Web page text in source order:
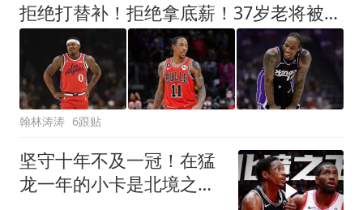
拒绝打替补！拒绝拿底薪！37岁老将被高估，离开洛瑞后成高薪低能
翰林涛涛 6跟贴
坚守十年不及一冠！在猛
龙一年的小卡是北境之